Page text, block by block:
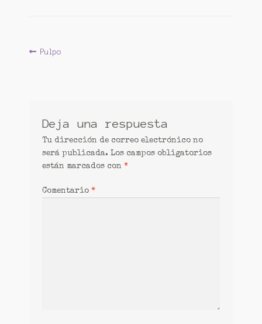
Lanas
Aplique chica
Cesta de ganchillo.
Navegación
Anterior:
Pulpo
Deja una respuesta
Tu dirección de correo electrónico no
será publicada. Los campos obligatorios
están marcados con *
Comentario *